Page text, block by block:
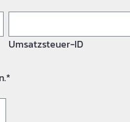
Umsatzsteuer-ID